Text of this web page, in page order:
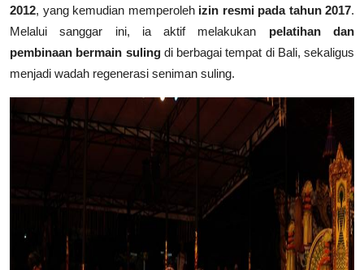
2012, yang kemudian memperoleh izin resmi pada tahun 2017.
Melalui sanggar ini, ia aktif melakukan pelatihan dan
pembinaan bermain sulingdi berbagai tempat di Bali, sekaligus
menjadi wadah regenerasi seniman suling.